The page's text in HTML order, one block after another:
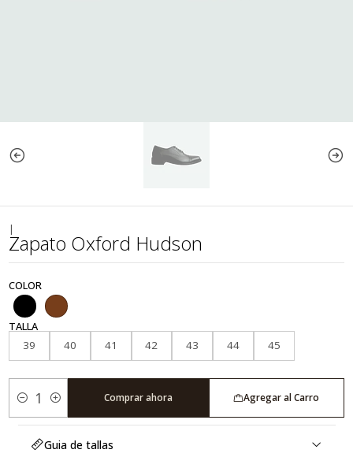
|
Zapato Oxford Hudson
COLOR
TALLA
39
40 41 42 43 44 45
Cantidad
Agregar al Carro
Comprar ahora
Guia de tallas